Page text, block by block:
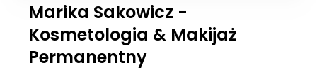
Marika Sakowicz -
Kosmetologia & Makijaż
Permanentny